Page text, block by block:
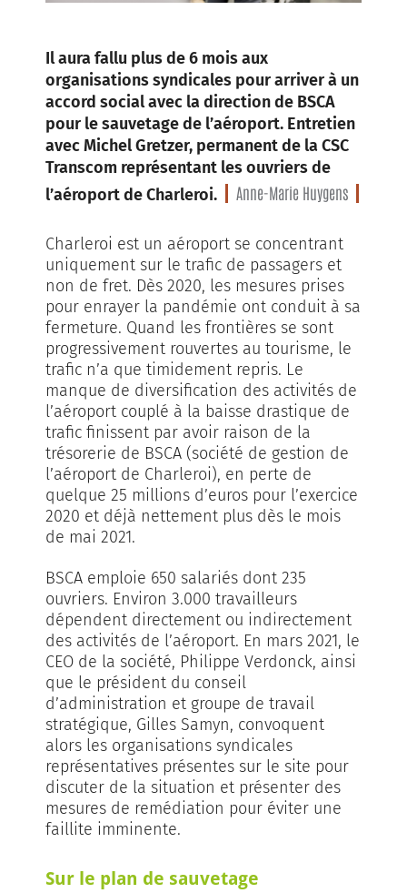
Il aura fallu plus de 6 mois aux
organisations syndicales pour arriver à un
accord social avec la direction de BSCA
pour le sauvetage de l’aéroport. Entretien
avec Michel Gretzer, permanent de la CSC
Transcom représentant les ouvriers de
l’aéroport de Charleroi.
Anne-Marie Huygens
Charleroi est un aéroport se concentrant
uniquement sur le trafic de passagers et
non de fret. Dès 2020, les mesures prises
pour enrayer la pandémie ont conduit à sa
fermeture. Quand les frontières se sont
progressivement rouvertes au tourisme, le
trafic n’a que timidement repris. Le
manque de diversification des activités de
l’aéroport couplé à la baisse drastique de
trafic finissent par avoir raison de la
trésorerie de BSCA (société de gestion de
l’aéroport de Charleroi), en perte de
quelque 25 millions d’euros pour l’exercice
2020 et déjà nettement plus dès le mois
de mai 2021.
BSCA emploie 650 salariés dont 235
ouvriers. Environ 3.000 travailleurs
dépendent directement ou indirectement
des activités de l’aéroport. En mars 2021, le
CEO de la société, Philippe Verdonck, ainsi
que le président du conseil
d’administration et groupe de travail
stratégique, Gilles Samyn, convoquent
alors les organisations syndicales
représentatives présentes sur le site pour
discuter de la situation et présenter des
mesures de remédiation pour éviter une
faillite imminente.
Sur le plan de sauvetage